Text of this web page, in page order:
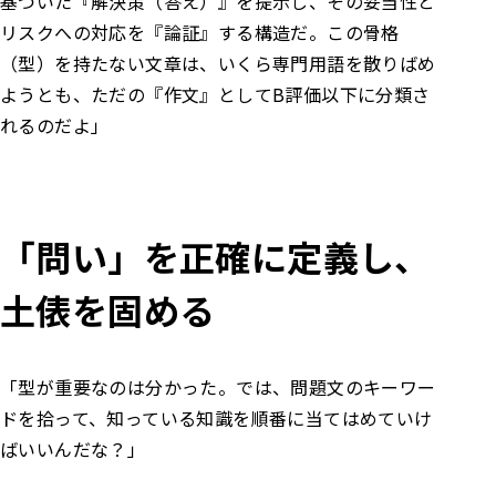
リスクへの対応を『論証』する構造だ。 この骨格
（型）を持たない文章は、いくら専門用語を散りばめ
ようとも、ただの『作文』としてB評価以下に分類さ
れるのだよ」
「問い」を正確に定義し、
土俵を固める
「型が重要なのは分かった。では、問題文のキーワー
ドを拾って、知っている知識を順番に当てはめていけ
ばいいんだな？」